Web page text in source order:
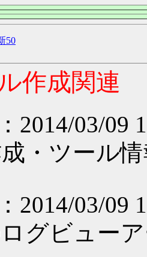
50
作成関連
：2014/03/09
・ツール
：2014/03/09
グビュー